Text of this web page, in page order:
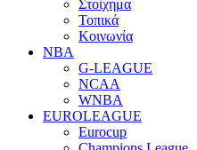
Στοίχημα
Τοπικά
Κοινωνία
NBA
G-LEAGUE
NCAA
WNBA
ΕUROLEAGUE
Eurocup